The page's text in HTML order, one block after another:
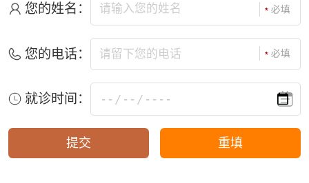
您的姓名：
您的电话：
就诊时间：